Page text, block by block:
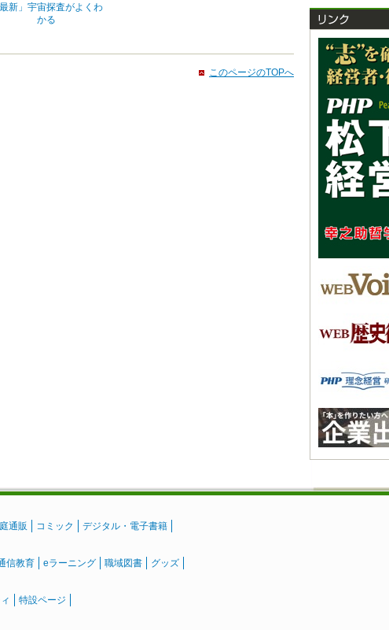
新」宇宙探査がよくわ
かる
このページのTOPへ
通販 コミック デジタル・電子書籍
信教育 eラーニング 職域図書 グッズ
特設ページ